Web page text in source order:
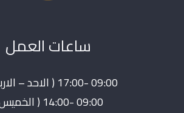
ساعات العمل
09:00 -17:00 ( الاحد – الاربعاء )
09:00 -14:00 ( الخميس )